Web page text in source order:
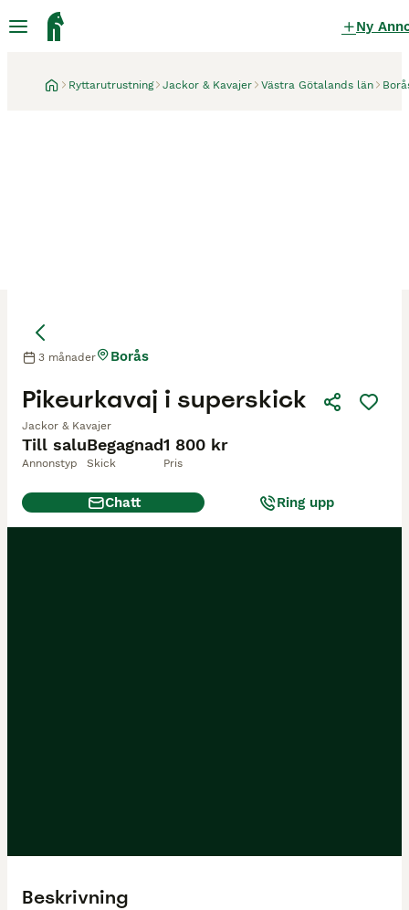
Ny
Ryttarutrustning Jackor & Kavajer Västra Götalands län
Till salu
Annonstyp
Begagnad
Skick
1 800 kr
Pris
Pikeurkavaj i superskick
Jackor & Kavajer
3 månader Borås
Chatt Ring upp
Beskrivning